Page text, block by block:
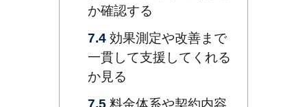
か確認する
7.4 効果測定や改善まで
一貫して支援してくれる
か見る
7.5 料金体系や契約内容